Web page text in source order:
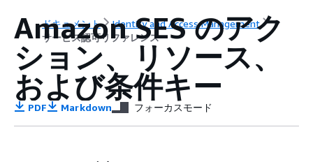
ドキュメント
Identity and Access Management
サービス認可リファレンス
Amazon SES のアク
ション、リソース、
および条件キー
PDF Markdown フォーカスモード